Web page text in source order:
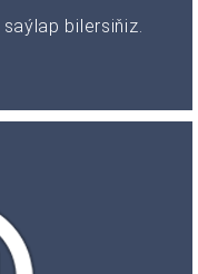
bilersiňiz.